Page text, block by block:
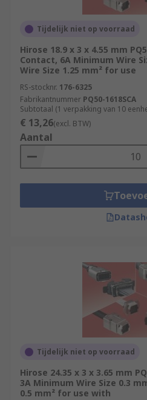
Tijdelijk niet op voorraad
Hirose 18.9 x 3 x 4.55 mm
Contact, 6A Minimum Wire
Wire Size 1.25 mm² for use
RS-stocknr. 176-6325
Fabrikantnummer PQ50-1618SCA
Subtotaal (1 verpakking van 10
€ 13,26(excl. BTW)
Aantal
Tijdelijk niet op voorraad
Hirose 24.35 x 3 x 3.65 mm
3A Minimum Wire Size 0.3
0.5 mm² for use with